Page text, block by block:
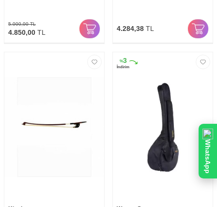
5.000,00TL
4.850,00 TL 4.284,38 TL
%3
İndirim
WhatsApp